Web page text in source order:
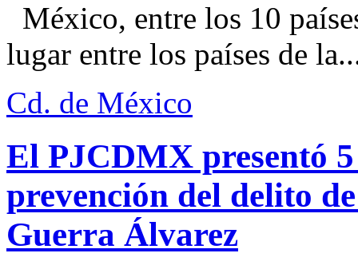
México, entre los 10
lugar entre los países de
Cd. de México
El PJCDMX presentó
prevención del delito
Guerra Álvarez